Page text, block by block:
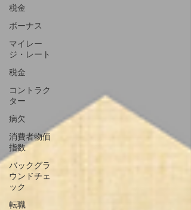
税金
ボーナス
マイレー
ジ・レート
税金
コントラク
ター
病欠
消費者物価
指数
バックグラ
ウンドチェ
ック
転職